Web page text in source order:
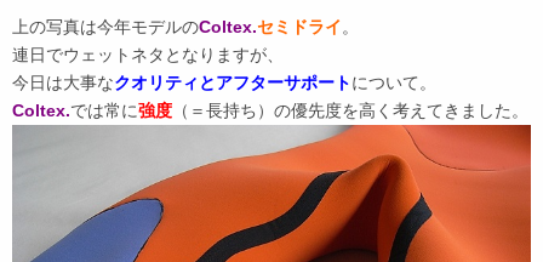
上の写真は今年モデルのColtex.セミドライ。
連日でウェットネタとなりますが、
今日は大事なクオリティとアフターサポートについて。
Coltex.では常に強度 （＝長持ち）の優先度を高く考えてきました。